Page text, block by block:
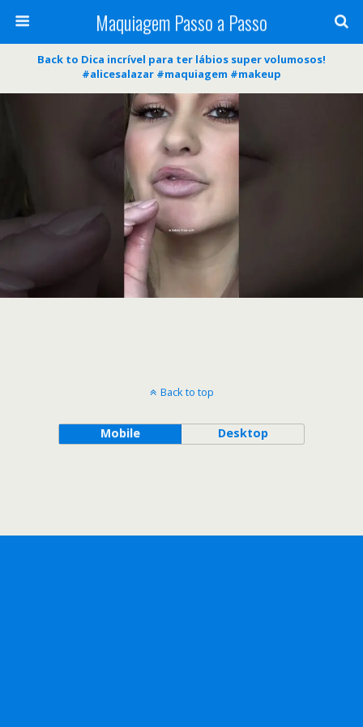
Maquiagem Passo a Passo
Back to Dica incrível para ter lábios super volumosos!
#alicesalazar #maquiagem #makeup
Back to top
Mobile Desktop